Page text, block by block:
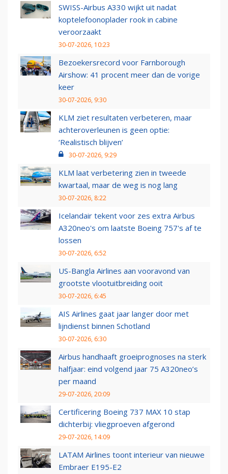
SWISS-Airbus A330 wijkt uit nadat
koptelefoonoplader rook in cabine
veroorzaakt
30-07-2026, 10:23
Bezoekersrecord voor Farnborough
Airshow: 41 procent meer dan de vorige
keer
30-07-2026, 9:30
KLM ziet resultaten verbeteren, maar
achteroverleunen is geen optie:
‘Realistisch blijven’
30-07-2026, 9:29
KLM laat verbetering zien in tweede
kwartaal, maar de weg is nog lang
30-07-2026, 8:22
Icelandair tekent voor zes extra Airbus
A320neo's om laatste Boeing 757's af te
lossen
30-07-2026, 6:52
US-Bangla Airlines aan vooravond van
grootste vlootuitbreiding ooit
30-07-2026, 6:45
AIS Airlines gaat jaar langer door met
lijndienst binnen Schotland
30-07-2026, 6:30
Airbus handhaaft groeiprognoses na sterk
halfjaar: eind volgend jaar 75 A320neo’s
per maand
29-07-2026, 20:09
Certificering Boeing 737 MAX 10 stap
dichterbij: vliegproeven afgerond
29-07-2026, 14:09
LATAM Airlines toont interieur van nieuwe
Embraer E195-E2